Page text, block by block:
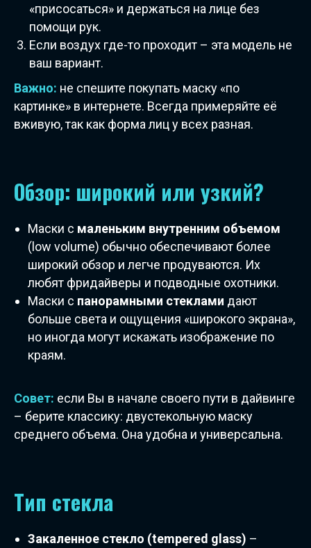
«присосаться» и держаться на лице без
помощи рук.
Если воздух где-то проходит – эта модель не
ваш вариант.
Важно: не спешите покупать маску «по
картинке» в интернете. Всегда примеряйте её
вживую, так как форма лиц у всех разная.
Обзор: широкий или узкий?
Маски с маленьким внутренним объемом
(low volume) обычно обеспечивают более
широкий обзор и легче продуваются. Их
любят фридайверы и подводные охотники.
Маски с панорамными стеклами дают
больше света и ощущения «широкого экрана»,
но иногда могут искажать изображение по
краям.
Совет: если Вы в начале своего пути в дайвинге
– берите классику: двустекольную маску
среднего объема. Она удобна и универсальна.
Тип стекла
Закаленное стекло (tempered glass) –